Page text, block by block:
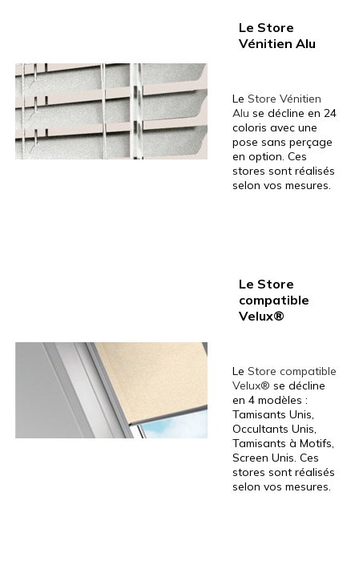
Le Store
Vénitien Alu
Le Store Vénitien
Alu se décline en 24
coloris avec une
pose sans perçage
en option. Ces
stores sont réalisés
selon vos mesures.
Le Store
compatible
Velux®
Le Store compatible
Velux® se décline
en 4 modèles :
Tamisants Unis,
Occultants Unis,
Tamisants à Motifs,
Screen Unis. Ces
stores sont réalisés
selon vos mesures.